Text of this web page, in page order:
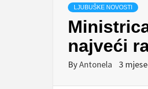
LJUBUŠKE NOVOSTI
najveći
ByAntonela 3